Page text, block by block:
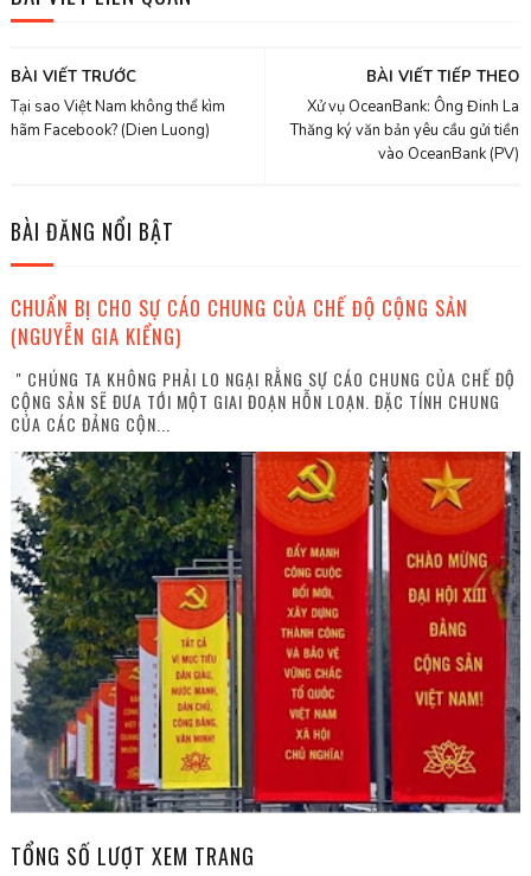
BÀI VIẾT TIẾP THEO
Xử vụ OceanBank: Ông Đinh La
Thăng ký văn bản yêu cầu gửi tiền
vào OceanBank (PV)
BÀI VIẾT TRƯỚC
Tại sao Việt Nam không thể kìm
hãm Facebook? (Dien Luong)
BÀI ĐĂNG NỔI BẬT
CHUẨN BỊ CHO SỰ CÁO CHUNG CỦA CHẾ ĐỘ CỘNG SẢN
(NGUYỄN GIA KIỂNG)
" CHÚNG TA KHÔNG PHẢI LO NGẠI RẰNG SỰ CÁO CHUNG CỦA CHẾ ĐỘ
CỘNG SẢN SẼ ĐƯA TỚI MỘT GIAI ĐOẠN HỖN LOẠN. ĐẶC TÍNH CHUNG
CỦA CÁC ĐẢNG CỘN...
TỔNG SỐ LƯỢT XEM TRANG